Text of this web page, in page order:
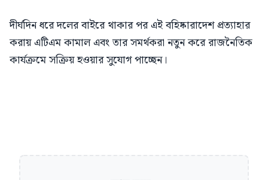
দীর্ঘদিন ধরে দলের বাইরে থাকার পর এই বহিষ্কারাদেশ প্রত্যাহার
করায় এটিএম কামাল এবং তার সমর্থকরা নতুন করে রাজনৈতিক
কার্যক্রমে সক্রিয় হওয়ার সুযোগ পাচ্ছেন।